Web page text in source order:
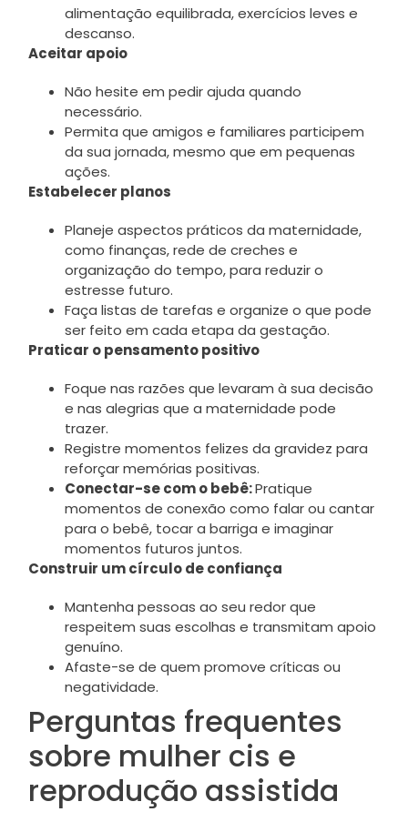
alimentação equilibrada, exercícios leves e
descanso.
Aceitar apoio
Não hesite em pedir ajuda quando
necessário.
Permita que amigos e familiares participem
da sua jornada, mesmo que em pequenas
ações.
Estabelecer planos
Planeje aspectos práticos da maternidade,
como finanças, rede de creches e
organização do tempo, para reduzir o
estresse futuro.
Faça listas de tarefas e organize o que pode
ser feito em cada etapa da gestação.
Praticar o pensamento positivo
Foque nas razões que levaram à sua decisão
e nas alegrias que a maternidade pode
trazer.
Registre momentos felizes da gravidez para
reforçar memórias positivas.
Conectar-se com o bebê:Pratique
momentos de conexão como falar ou cantar
para o bebê, tocar a barriga e imaginar
momentos futuros juntos.
Construir um círculo de confiança
Mantenha pessoas ao seu redor que
respeitem suas escolhas e transmitam apoio
genuíno.
Afaste-se de quem promove críticas ou
negatividade.
Perguntas frequentes
sobre mulher cis e
reprodução assistida